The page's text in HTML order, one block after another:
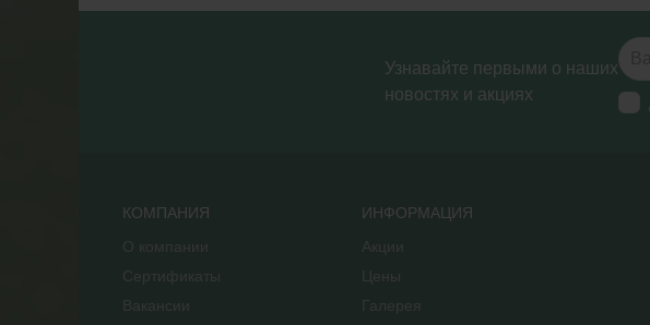
Узнавайте первыми о наших
новостях и акциях
КОМПАНИЯ
ИНФОРМАЦИЯ